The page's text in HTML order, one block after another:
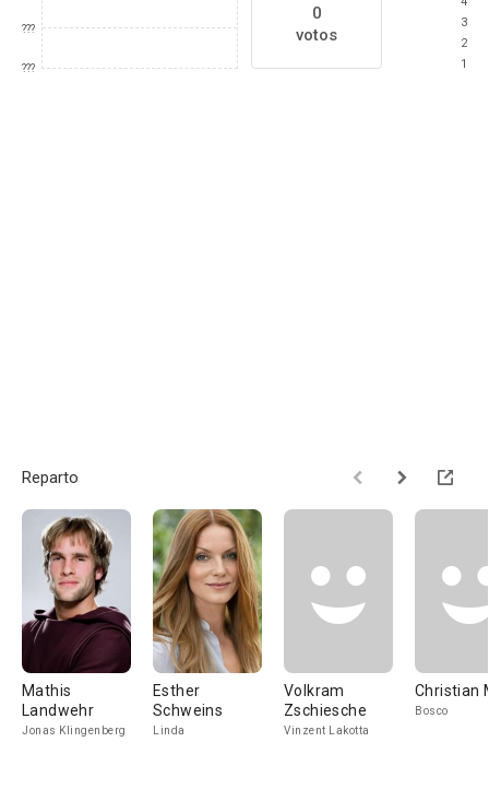
???
???
0
votos
3
2
1
Reparto
Mathis
Landwehr
Jonas Klingenberg
Esther
Schweins
Linda
Volkram
Zschiesche
Vinzent Lakotta
Christian
Bosco